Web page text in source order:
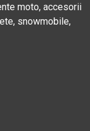
moto, accesorii
snowmobile,